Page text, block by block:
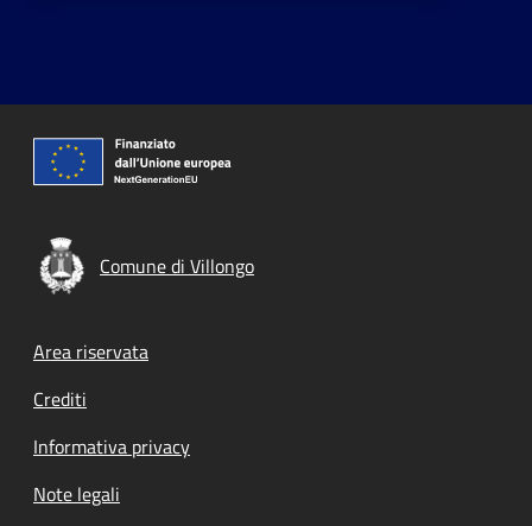
Comune di Villongo
Footer menu
Area riservata
Crediti
Informativa privacy
Note legali